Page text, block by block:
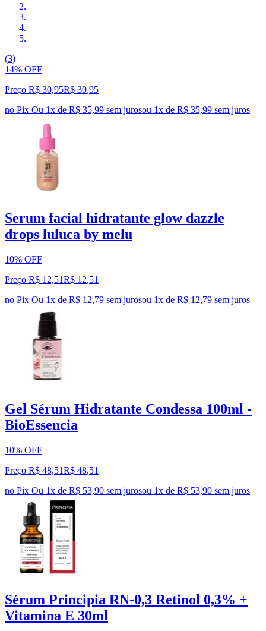
(3)
14% OFF
Preço R$ 30,95R$ 30,95
no Pix Ou 1x de R$ 35,99 sem jurosou 1x de R$ 35,99 sem juros
Serum facial hidratante glow dazzle
drops luluca by melu
10% OFF
Preço R$ 12,51R$ 12,51
no Pix Ou 1x de R$ 12,79 sem jurosou 1x de R$ 12,79 sem juros
Gel Sérum Hidratante Condessa 100ml -
BioEssencia
10% OFF
Preço R$ 48,51R$ 48,51
no Pix Ou 1x de R$ 53,90 sem jurosou 1x de R$ 53,90 sem juros
Sérum Principia RN-0,3 Retinol 0,3% +
Vitamina E 30ml